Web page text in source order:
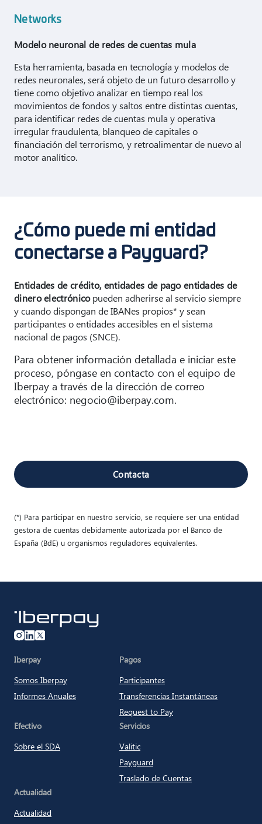
Networks
Modelo neuronal de redes de cuentas mula
Esta herramienta, basada en tecnología y modelos de
redes neuronales, será objeto de un futuro desarrollo y
tiene como objetivo analizar en tiempo real los
movimientos de fondos y saltos entre distintas cuentas,
para identificar redes de cuentas mula y operativa
irregular fraudulenta, blanqueo de capitales o
financiación del terrorismo, y retroalimentar de nuevo al
motor analítico.
¿Cómo puede mi entidad
conectarse a Payguard?
Entidades de crédito, entidades de pago entidades de
dinero electrónicopueden adherirse al servicio siempre
y cuando dispongan de IBANes propios* y sean
participantes o entidades accesibles en el sistema
nacional de pagos (SNCE).
Para obtener información detallada e iniciar este
proceso, póngase en contacto con el equipo de
Iberpay a través de la dirección de correo
electrónico: negocio@iberpay.com.
Contacta
(*) Para participar en nuestro servicio, se requiere ser una entidad
gestora de cuentas debidamente autorizada por el Banco de
España (BdE) u organismos reguladores equivalentes.
Iberpay
Iberpay
Somos Iberpay
Informes Anuales
Pagos
Participantes
Transferencias Instantáneas
Request to Pay
Efectivo
Sobre el SDA
Servicios
Valitic
Payguard
Traslado de Cuentas
Actualidad
Actualidad